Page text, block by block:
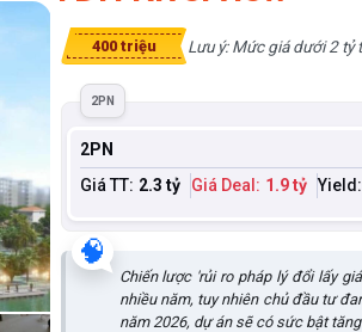
400 triệu Lưu ý: Mức giá dưới 2 tỷ
2PN
2PN
Giá TT: 2.3 tỷ Giá Deal: 1.9 tỷ Yield:
🧠
Chiến lược 'rủi ro pháp lý đổi lấy
nhiều năm, tuy nhiên chủ đầu tư
năm 2026, dự án sẽ có sức bật